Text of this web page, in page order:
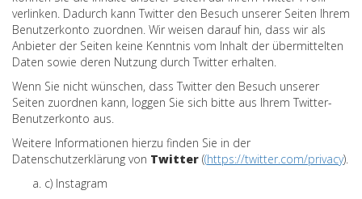
verlinken. Dadurch kann Twitter den Besuch unserer Seiten Ihrem
Benutzerkonto zuordnen. Wir weisen darauf hin, dass wir als
Anbieter der Seiten keine Kenntnis vom Inhalt der übermittelten
Daten sowie deren Nutzung durch Twitter erhalten.
Wenn Sie nicht wünschen, dass Twitter den Besuch unserer
Seiten zuordnen kann, loggen Sie sich bitte aus Ihrem Twitter-
Benutzerkonto aus.
Weitere Informationen hierzu finden Sie in der
Datenschutzerklärung von Twitter ((https://twitter.com/privacy).
c) Instagram